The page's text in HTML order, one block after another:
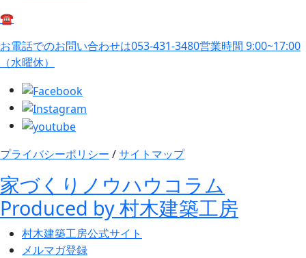
☎
お電話でのお問い合わせは053-431-3480営業時間 9:00~17:00
（水曜休）
プライバシーポリシー /サイトマップ
家づくりノウハウコラム
Produced by 村木建築工房
村木建築工房公式サイト
メルマガ登録